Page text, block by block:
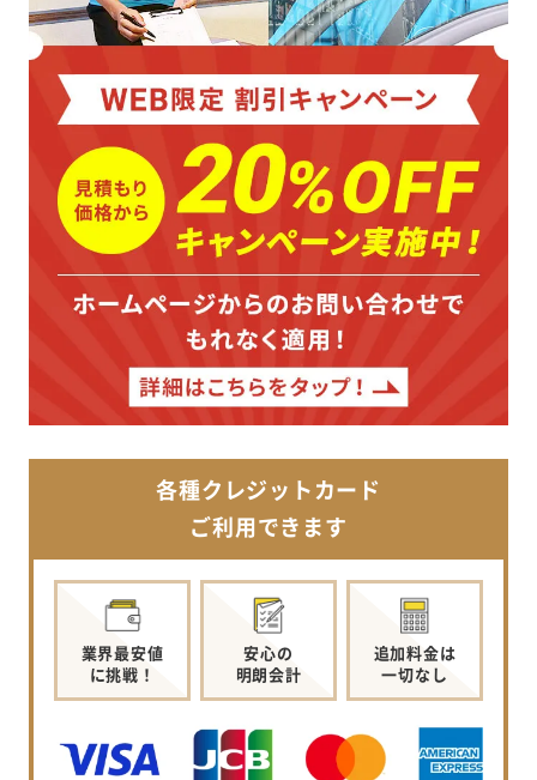
各種クレジットカード
ご利用できます
業界最安値
に挑戦！
安心の
明朗会計
追加料金は
一切なし